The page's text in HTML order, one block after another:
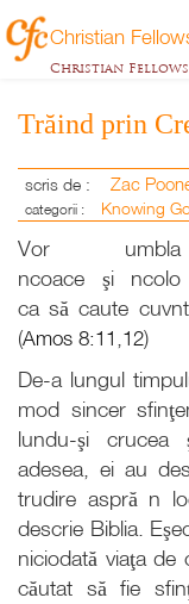
Christian
Christian
Trăind prin
scris de : Zac
categorii : Knowing
Vor umbla
ncoace şi ncolo
ca să caute
(Amos 8:11 12)
De-a lungul
mod sincer
lundu-şi crucea
adesea, ei au
trudire aspră n
descrie Biblia.
niciodată viaţa de
căutat să fie